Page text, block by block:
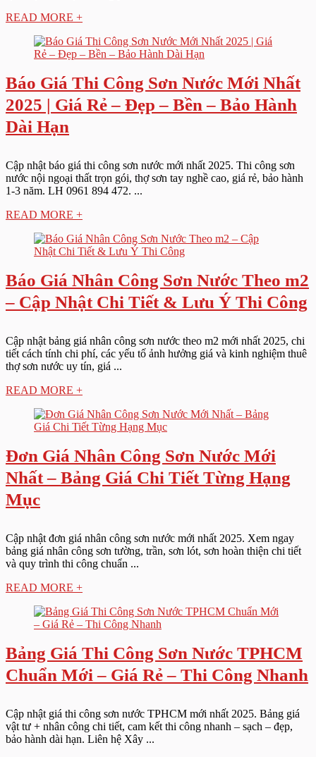
READ MORE +
Báo Giá Thi Công Sơn Nước Mới Nhất
2025 | Giá Rẻ – Đẹp – Bền – Bảo Hành
Dài Hạn
Cập nhật báo giá thi công sơn nước mới nhất 2025. Thi công sơn
nước nội ngoại thất trọn gói, thợ sơn tay nghề cao, giá rẻ, bảo hành
1-3 năm. LH 0961 894 472. ...
READ MORE +
Báo Giá Nhân Công Sơn Nước Theo m2
– Cập Nhật Chi Tiết & Lưu Ý Thi Công
Cập nhật bảng giá nhân công sơn nước theo m2 mới nhất 2025, chi
tiết cách tính chi phí, các yếu tố ảnh hưởng giá và kinh nghiệm thuê
thợ sơn nước uy tín, giá ...
READ MORE +
Đơn Giá Nhân Công Sơn Nước Mới
Nhất – Bảng Giá Chi Tiết Từng Hạng
Mục
Cập nhật đơn giá nhân công sơn nước mới nhất 2025. Xem ngay
bảng giá nhân công sơn tường, trần, sơn lót, sơn hoàn thiện chi tiết
và quy trình thi công chuẩn ...
READ MORE +
Bảng Giá Thi Công Sơn Nước TPHCM
Chuẩn Mới – Giá Rẻ – Thi Công Nhanh
Cập nhật giá thi công sơn nước TPHCM mới nhất 2025. Bảng giá
vật tư + nhân công chi tiết, cam kết thi công nhanh – sạch – đẹp,
bảo hành dài hạn. Liên hệ Xây ...